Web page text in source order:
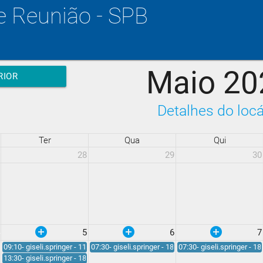
Reunião - SPB
Maio
Detalhes do
Ter Qua Qui
28 29 30
5
add_circle 6
add_circle 7
add_circle
09:10- giseli.springer - 11:5007:30- giseli.springer - 18:3007:30- giseli.springer -
13:30- giseli.springer - 18:00